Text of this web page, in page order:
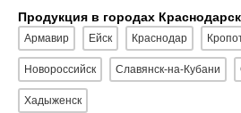
Продукция в городах
Армавир Ейск Краснодар
Новороссийск Славянск-на-Кубани
Хадыженск